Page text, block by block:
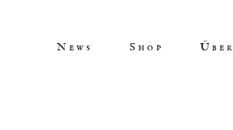
News Shop